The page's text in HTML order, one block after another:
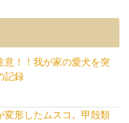
意！！我が家の愛犬を突
記録
変形したムスコ。甲殻類